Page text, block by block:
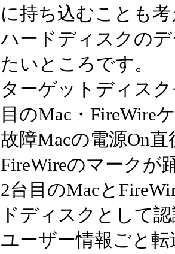
に持ち込むことも
ハードディスクの
たいところです。
ターゲットディス
目のMac・FireWire
故障Macの電源On
FireWireのマークが
2台目のMacと
ドディスクとして
ユーザー情報ごと